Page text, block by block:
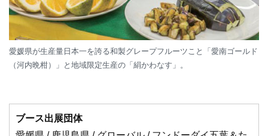
愛媛県が生産量日本一を誇る和製グレープフルーツこと「愛南ゴールド
（河内晩柑）」と地域限定生産の「絹かわなす」。
ブース出展団体